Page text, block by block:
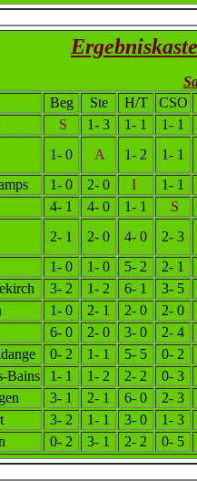
Beg
Ste H/T
CSO
S 1- 3 1- 1
1- 1
1- 0 A 1- 2
1- 1
1- 0 2- 0 I
1- 1
4- 1 4- 0 1- 1
S
2- 1 2- 0 4- 0
2- 3
1- 0 1- 0 5- 2
2- 1
3- 2 1- 2 6- 1
3- 5
1- 0 2- 1 2- 0
2- 0
6- 0 2- 0 3- 0
2- 4
0- 2 1- 1 5- 5
0- 2
Bains
1- 1 1- 2 2- 2
0- 3
3- 1 2- 1 6- 0
2- 3
3- 2 1- 1 3- 0
1- 3
0- 2 3- 1 2- 2 0- 5